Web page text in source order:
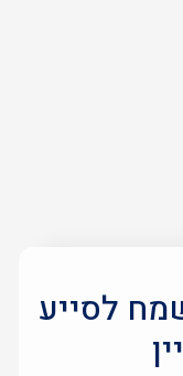
לסייע